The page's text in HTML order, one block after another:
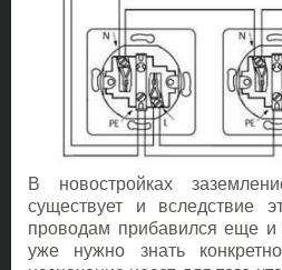
В новостройках
существует и вследствие
проводам прибавился еще и
уже нужно знать